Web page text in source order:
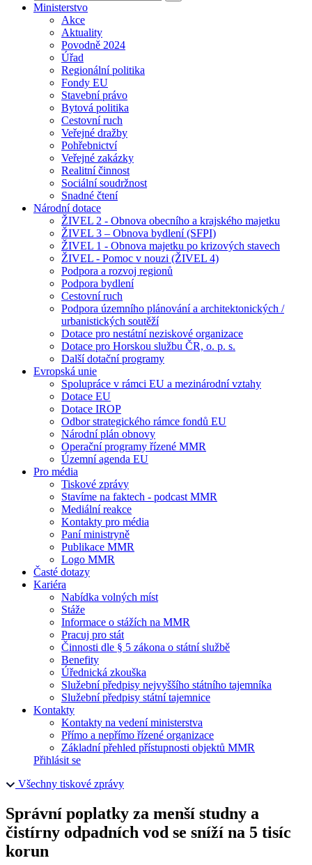
Ministerstvo
Akce
Aktuality
Povodně 2024
Úřad
Regionální politika
Fondy EU
Stavební právo
Bytová politika
Cestovní ruch
Veřejné dražby
Pohřebnictví
Veřejné zakázky
Realitní činnost
Sociální soudržnost
Snadné čtení
Národní dotace
ŽIVEL 2 - Obnova obecního a krajského majetku
ŽIVEL 3 – Obnova bydlení (SFPI)
ŽIVEL 1 - Obnova majetku po krizových stavech
ŽIVEL - Pomoc v nouzi (ŽIVEL 4)
Podpora a rozvoj regionů
Podpora bydlení
Cestovní ruch
Podpora územního plánování a architektonických /
urbanistických soutěží
Dotace pro nestátní neziskové organizace
Dotace pro Horskou službu ČR, o. p. s.
Další dotační programy
Evropská unie
Spolupráce v rámci EU a mezinárodní vztahy
Dotace EU
Dotace IROP
Odbor strategického rámce fondů EU
Národní plán obnovy
Operační programy řízené MMR
Územní agenda EU
Pro média
Tiskové zprávy
Stavíme na faktech - podcast MMR
Mediální reakce
Kontakty pro média
Paní ministryně
Publikace MMR
Logo MMR
Časté dotazy
Kariéra
Nabídka volných míst
Stáže
Informace o stážích na MMR
Pracuj pro stát
Činnosti dle § 5 zákona o státní službě
Benefity
Úřednická zkouška
Služební předpisy nejvyššího státního tajemníka
Služební předpisy státní tajemnice
Kontakty
Kontakty na vedení ministerstva
Přímo a nepřímo řízené organizace
Základní přehled přístupnosti objektů MMR
Přihlásit se
Všechny tiskové zprávy
Správní poplatky za menší studny a
čistírny odpadních vod se sníží na 5 tisíc
korun